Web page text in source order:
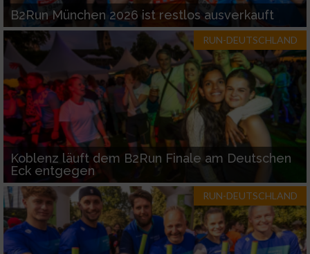
B2Run München 2026 ist restlos ausverkauft
RUN-DEUTSCHLAND
Koblenz läuft dem B2Run Finale am Deutschen
Eck entgegen
RUN-DEUTSCHLAND